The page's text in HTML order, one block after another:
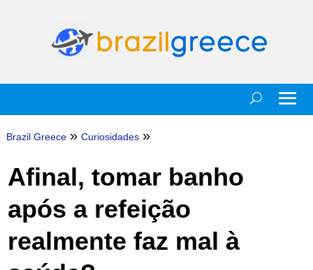
Brazil Greece » Curiosidades »
Afinal, tomar banho
após a refeição
realmente faz mal à